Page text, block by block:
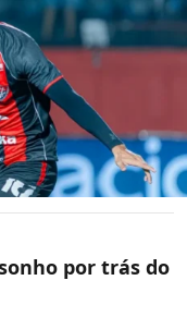
por trás do